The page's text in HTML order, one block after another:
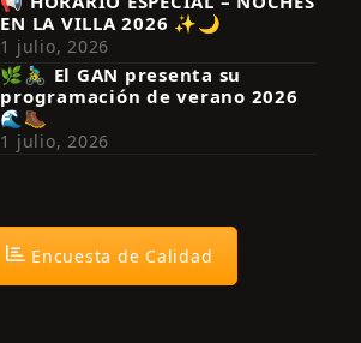
Síguenos en Instagram
EN LA VILLA 2026 ✨🌙
1 julio, 2026
🌿🚴‍♂️ El GAN presenta su
programación de verano 2026
🌊🥾
1 julio, 2026
Encuesta de Calidad